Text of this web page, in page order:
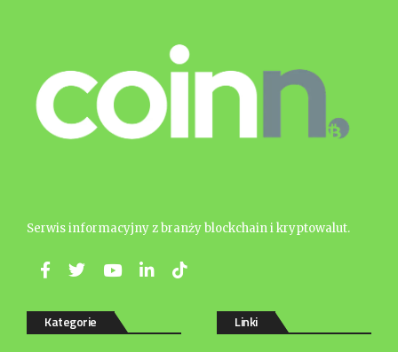
Serwis informacyjny z branży blockchain i kryptowalut.
Kategorie Linki